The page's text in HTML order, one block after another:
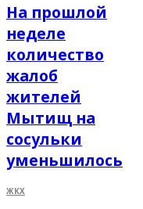
На прошлой
неделе
количество
жалоб
жителей
Мытищ на
сосульки
уменьшилось
ЖКХ